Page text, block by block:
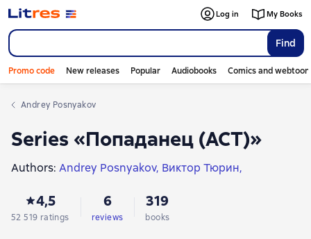
Find
Log in My Books
Promo code New releases Popular Audiobooks Comics and
Andrey Posnyakov
Series «Попаданец (АСТ)»
Authors: Andrey Posnyakov Виктор Тюрин
Andrey Zemlyanoy
Yuri Korchevsky
Даниил Аксенов Дмитрий Дашко
4,5
52 519 ratings
6
reviews
319
books